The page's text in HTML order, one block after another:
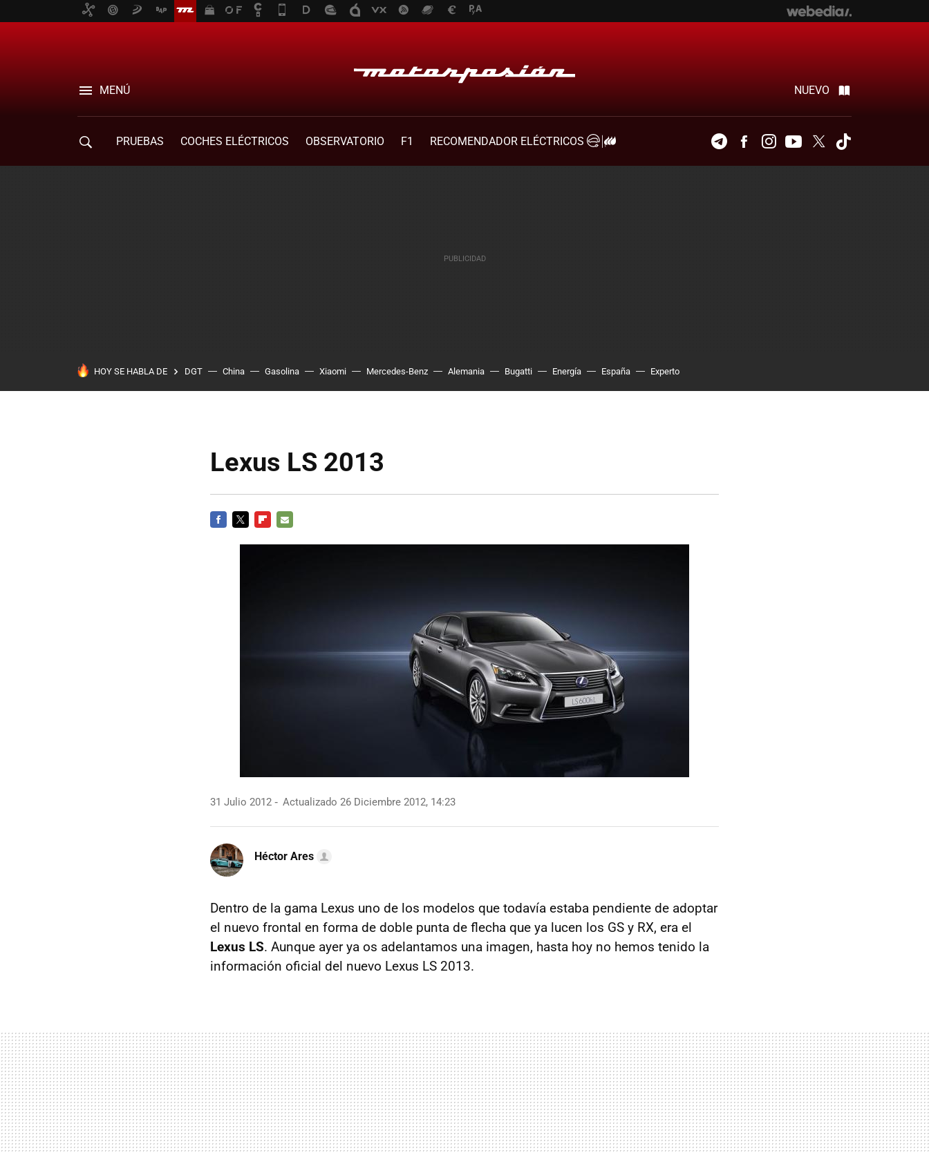
MENÚ NUEVO
PRUEBAS COCHES ELÉCTRICOS OBSERVATORIO F1
RECOMENDADOR ELÉCTRICOS
TelegramFacebookInstagramYoutubeTwitter
HOY SE HABLA DE DGT China Gasolina Xiaomi Mercedes-Benz Alemania Bugatti Energía España Experto
Lexus LS 2013
31 Julio 2012 Actualizado 26 Diciembre 2012, 14:23
Héctor Ares
Dentro de la gama Lexus uno de los modelos que todavía estaba pendiente de adoptar
el nuevo frontal en forma de doble punta de flecha que ya lucen los GS y RX, era el
Lexus LS. Aunque ayer ya os adelantamos una imagen, hasta hoy no hemos tenido la
información oficial del nuevo Lexus LS 2013.